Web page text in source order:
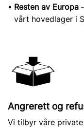
Resten av Europa
vårt hovedlager i
Angrerett og
Vi tilbyr våre